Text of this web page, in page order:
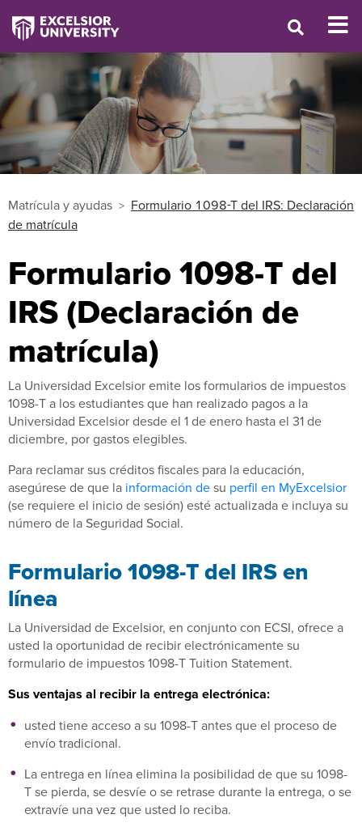
Matrícula y ayudas
Formulario 1098-T del IRS: Declaración
de matrícula
Formulario 1098-T del
IRS (Declaración de
matrícula)
La Universidad Excelsior emite los formularios de impuestos
1098-T a los estudiantes que han realizado pagos a la
Universidad Excelsior desde el 1 de enero hasta el 31 de
diciembre, por gastos elegibles.
Para reclamar sus créditos fiscales para la educación,
asegúrese de que la información desu perfil en MyExcelsior
(se requiere el inicio de sesión) esté actualizada e incluya su
número de la Seguridad Social.
Formulario 1098-T del IRS en
línea
La Universidad de Excelsior, en conjunto con ECSI, ofrece a
usted la oportunidad de recibir electrónicamente su
formulario de impuestos 1098-T Tuition Statement.
Sus ventajas al recibir la entrega electrónica:
usted tiene acceso a su 1098-T antes que el proceso de
envío tradicional.
La entrega en línea elimina la posibilidad de que su 1098-
T se pierda, se desvíe o se retrase durante la entrega, o se
extravíe una vez que usted lo reciba.